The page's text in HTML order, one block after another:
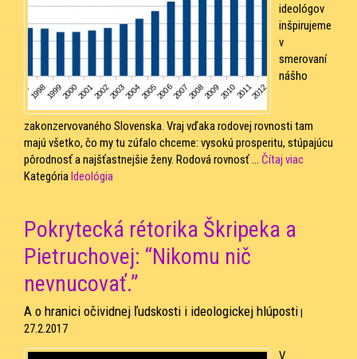
ideológov
inšpirujeme
v
smerovaní
nášho
zakonzervovaného Slovenska. Vraj vďaka rodovej rovnosti tam
majú všetko, čo my tu zúfalo chceme: vysokú prosperitu, stúpajúcu
pôrodnosť a najšťastnejšie ženy. Rodová rovnosť ... Čítaj viac
KategóriaIdeológia
Pokrytecká rétorika Škripeka a
Pietruchovej: “Nikomu nič
nevnucovať.”
A o hranici očividnej ľudskosti i ideologickej hlúposti|
27.2.2017
V